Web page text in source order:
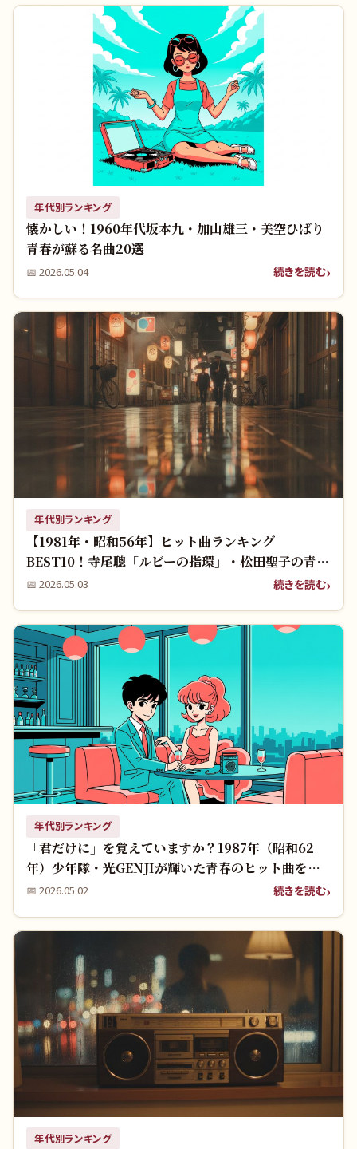
年代別ランキング
懐かしい！1960年代坂本九・加山雄三・美空ひばり
青春が蘇る名曲20選
📅 2026.05.04 続きを読む
年代別ランキング
【1981年・昭和56年】ヒット曲ランキング
BEST10！寺尾聰「ルビーの指環」・松田聖子の青春
名曲を振り返る
📅 2026.05.03 続きを読む
年代別ランキング
「君だけに」を覚えていますか？1987年（昭和62
年）少年隊・光GENJIが輝いた青春のヒット曲をも
う一度！
📅 2026.05.02 続きを読む
年代別ランキング